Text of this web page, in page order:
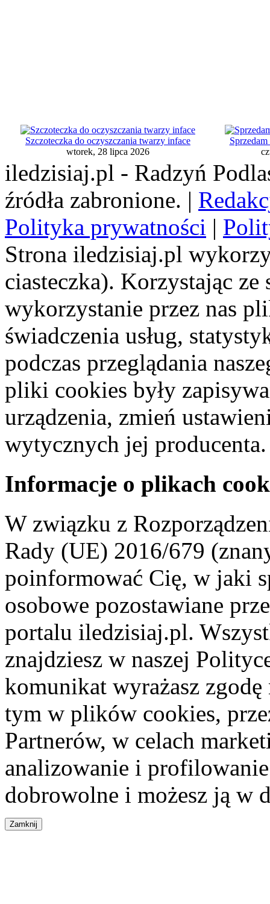
Szczoteczka do oczyszczania twarzy inface
wtorek, 28 lipca 2026
iledzisiaj.pl - Radzyń
źródła zabronione. |
Polityka prywatności |
Strona iledzisiaj.pl
ciasteczka). Korzystając
wykorzystanie przez nas
świadczenia usług,
podczas przeglądania
pliki cookies były
urządzenia, zmień
wytycznych jej producenta.
Informacje o plikach
W związku z
Rady (UE) 2016/679
poinformować Cię, w jaki
osobowe pozostawiane
portalu iledzisiaj.pl.
znajdziesz w naszej
komunikat wyrażasz
tym w plików cookies,
Partnerów, w celach
analizowanie i
dobrowolne i możesz ją w